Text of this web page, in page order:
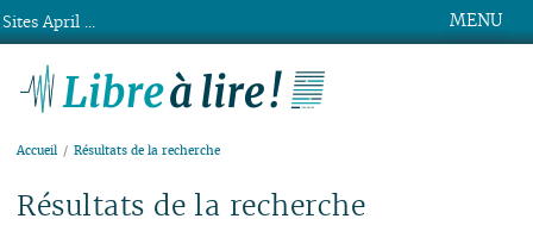
MENU
Accueil Résultats de la recherche
Résultats de la recherche
Sites April ...